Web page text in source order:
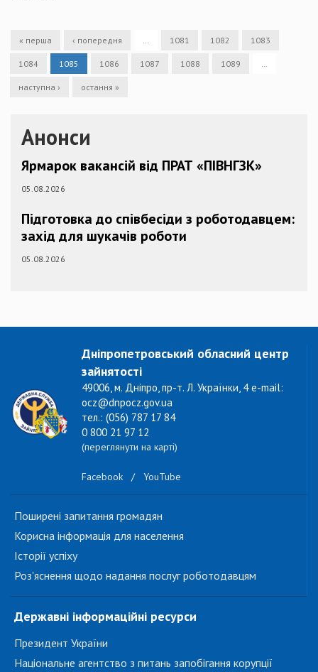
« перша ‹ попередня 1081 1082 1083
1084 1085 1086 1087 1088 1089
наступна › остання »
Анонси
Ярмарок вакансій від ПРАТ «ПІВНГЗК»
05.08.2026
Підготовка до співбесіди з роботодавцем:
захід для шукачів роботи
05.08.2026
Дніпропетровський обласний центр
зайнятості
49006, м. Дніпро, пр-т. Л. Українки, 4 e-mail:
ocz@dnpocz.gov.ua
тел.: (056) 787 17 84
0 800 21 97 12
(переглянути на карті)
Facebook / YouTube
Поширені запитання громадян
Корисна інформація для населення
Історії успіху
Роз'яснення щодо надання послуг роботодавцям
Державні інформаційні ресурси
Президент України
Національне агентство з питань запобігання корупції